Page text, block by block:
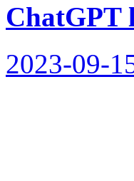
ChatGPT
2023-09-